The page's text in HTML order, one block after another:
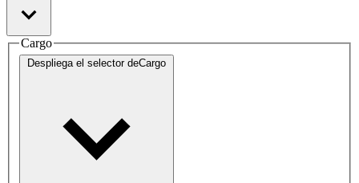
Cargo
Despliega el selector deCargo